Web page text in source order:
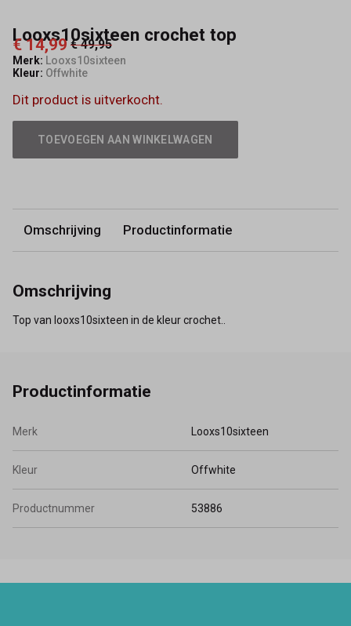
Looxs10sixteen crochet top
€ 14,99 € 49,95
Merk: Looxs10sixteen
Kleur: Offwhite
Dit product is uitverkocht.
TOEVOEGEN AAN WINKELWAGEN
Omschrijving Productinformatie
Omschrijving
Top van looxs10sixteen in de kleur crochet..
Productinformatie
Merk Looxs10sixteen
Kleur Offwhite
Productnummer 53886